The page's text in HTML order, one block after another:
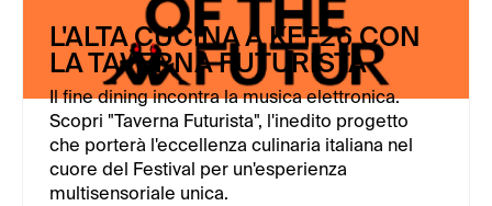
L'ALTA CUCINA A KFF26 CON
LA TAVERNA FUTURISTA
Il fine dining incontra la musica elettronica.
Scopri "Taverna Futurista", l'inedito progetto
che porterà l'eccellenza culinaria italiana nel
cuore del Festival per un'esperienza
multisensoriale unica.